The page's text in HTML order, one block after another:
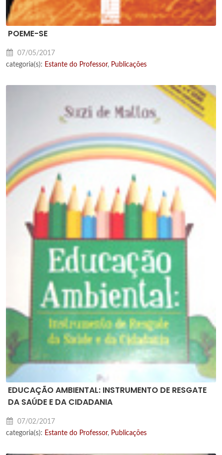
POEME-SE
07/05/2017
categoria(s): Estante do Professor, Publicações
EDUCAÇÃO AMBIENTAL: INSTRUMENTO DE RESGATE
DA SAÚDE E DA CIDADANIA
07/02/2017
categoria(s): Estante do Professor, Publicações